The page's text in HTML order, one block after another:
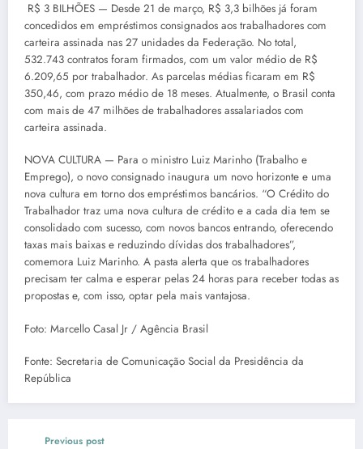
R$ 3 BILHÕES — Desde 21 de março, R$ 3,3 bilhões já foram
concedidos em empréstimos consignados aos trabalhadores com
carteira assinada nas 27 unidades da Federação. No total,
532.743 contratos foram firmados, com um valor médio de R$
6.209,65 por trabalhador. As parcelas médias ficaram em R$
350,46, com prazo médio de 18 meses. Atualmente, o Brasil conta
com mais de 47 milhões de trabalhadores assalariados com
carteira assinada.
NOVA CULTURA — Para o ministro Luiz Marinho (Trabalho e
Emprego), o novo consignado inaugura um novo horizonte e uma
nova cultura em torno dos empréstimos bancários. “O Crédito do
Trabalhador traz uma nova cultura de crédito e a cada dia tem se
consolidado com sucesso, com novos bancos entrando, oferecendo
taxas mais baixas e reduzindo dívidas dos trabalhadores”,
comemora Luiz Marinho. A pasta alerta que os trabalhadores
precisam ter calma e esperar pelas 24 horas para receber todas as
propostas e, com isso, optar pela mais vantajosa.
Foto: Marcello Casal Jr / Agência Brasil
Fonte: Secretaria de Comunicação Social da Presidência da
República
Previous post